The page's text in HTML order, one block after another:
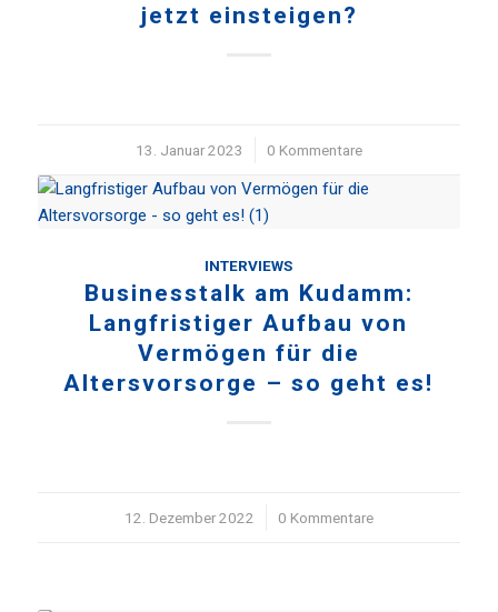
jetzt einsteigen?
13. Januar 2023
/ 0 Kommentare
INTERVIEWS
Businesstalk am Kudamm:
Langfristiger Aufbau von
Vermögen für die
Altersvorsorge – so geht es!
12. Dezember 2022
/ 0 Kommentare